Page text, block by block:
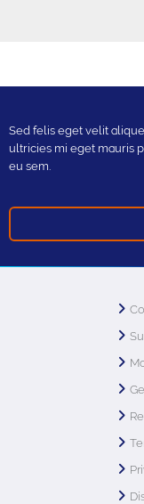
Sed felis eget velit
ultricies mi eget mauris
eu sem.